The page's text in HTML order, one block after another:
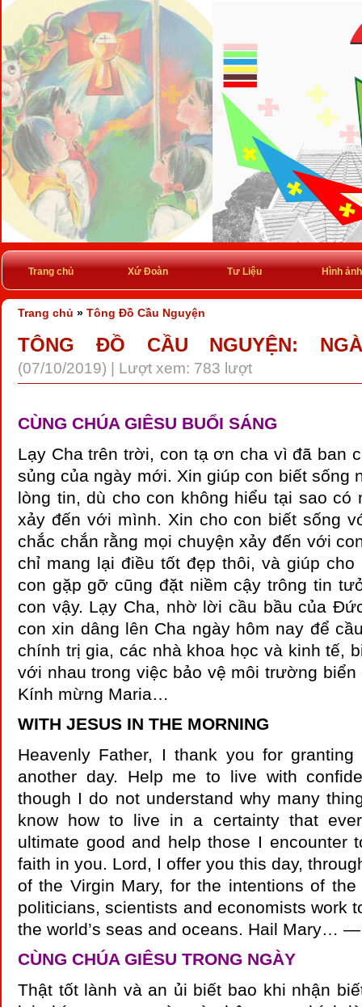
Trang chủ Xứ Đoàn Tư Liệu Hình ảnh
Trang chủ » Tông Đồ Cầu Nguyện
TÔNG ĐỒ CẦU NGUYỆN:
(07/10/2019) | Lượt xem: 783 lượt
CÙNG CHÚA GIÊSU BUỔI SÁNG
Lạy Cha trên trời, con tạ ơn cha vì đã ban
sủng của ngày mới. Xin giúp con biết sống
lòng tin, dù cho con không hiểu tại sao có
xảy đến với mình. Xin cho con biết sống
chắc chắn rằng mọi chuyện xảy đến với
chỉ mang lại điều tốt đẹp thôi, và giúp
con gặp gỡ cũng đặt niềm cậy trông tin
con vậy. Lạy Cha, nhờ lời cầu bầu của
con xin dâng lên Cha ngày hôm nay để
chính trị gia, các nhà khoa học và kinh tế,
với nhau trong việc bảo vệ môi trường
Kính mừng Maria…
WITH JESUS IN THE MORNING
Heavenly Father, I thank you for
another day. Help me to live with
though I do not understand why many
know how to live in a certainty that
ultimate good and help those I encounter
faith in you. Lord, I offer you this day,
of the Virgin Mary, for the intentions of the
politicians, scientists and economists work
the world’s seas and oceans. Hail
CÙNG CHÚA GIÊSU TRONG NGÀY
Thật tốt lành và an ủi biết bao khi nhận